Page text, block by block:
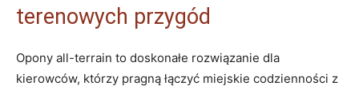
terenowych przygód
Opony all-terrain to ⁣doskonałe rozwiązanie dla
kierowców, którzy pragną łączyć miejskie codzienności z